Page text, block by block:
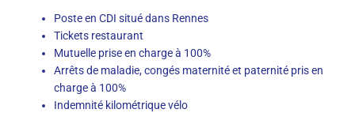
Poste en CDI situé dans Rennes
Tickets restaurant
Mutuelle prise en charge à 100%
Arrêts de maladie, congés maternité et paternité pris en
charge à 100%
Indemnité kilométrique vélo